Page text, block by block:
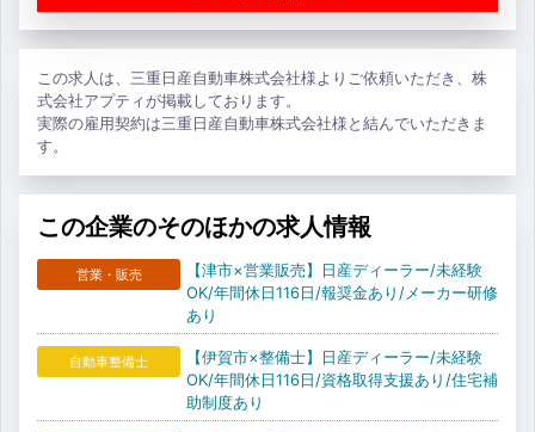
この求人は、三重日産自動車株式会社様よりご依頼いただき、株
式会社アプティが掲載しております。
実際の雇用契約は三重日産自動車株式会社様と結んでいただきま
す。
この企業のそのほかの求人情報
営業・販売
【津市×営業販売】日産ディーラー/未経験
OK/年間休日116日/報奨金あり/メーカー研修
あり
自動車整備士
【伊賀市×整備士】日産ディーラー/未経験
OK/年間休日116日/資格取得支援あり/住宅補
助制度あり